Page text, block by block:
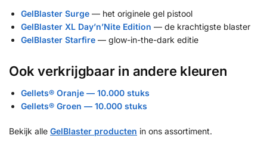
GelBlaster Surge — het originele gel pistool
GelBlaster XL Day’n’Nite Edition — de krachtigste blaster
GelBlaster Starfire — glow-in-the-dark editie
Ook verkrijgbaar in andere kleuren
Gellets® Oranje — 10.000 stuks
Gellets® Groen — 10.000 stuks
Bekijk alle GelBlaster producten in ons assortiment.